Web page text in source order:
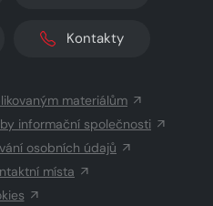
Kontakty
materiálům
informační společnosti
osobních údajů
místa